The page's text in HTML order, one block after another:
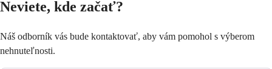
Neviete, kde začať?
Náš odborník vás bude kontaktovať, aby vám pomohol s výberom
nehnuteľnosti.